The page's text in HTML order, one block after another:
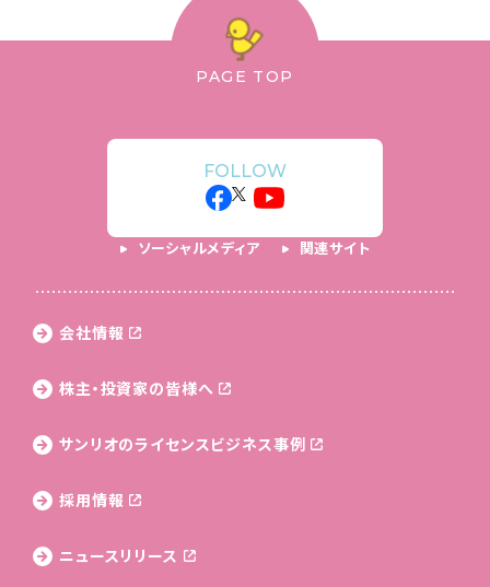
PAGE TOP
FOLLOW
ソーシャルメディア 関連サイト
会社情報
株主・投資家の皆様へ
サンリオのライセンスビジネス事例
採用情報
ニュースリリース